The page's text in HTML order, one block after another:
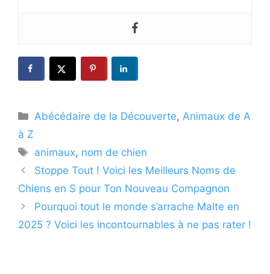
Catégories
Abécédaire de la Découverte, Animaux de A
à Z
Étiquettes
animaux, nom de chien
Stoppe Tout ! Voici les Meilleurs Noms de
Chiens en S pour Ton Nouveau Compagnon
Pourquoi tout le monde s’arrache Malte en
2025 ? Voici les incontournables à ne pas rater !